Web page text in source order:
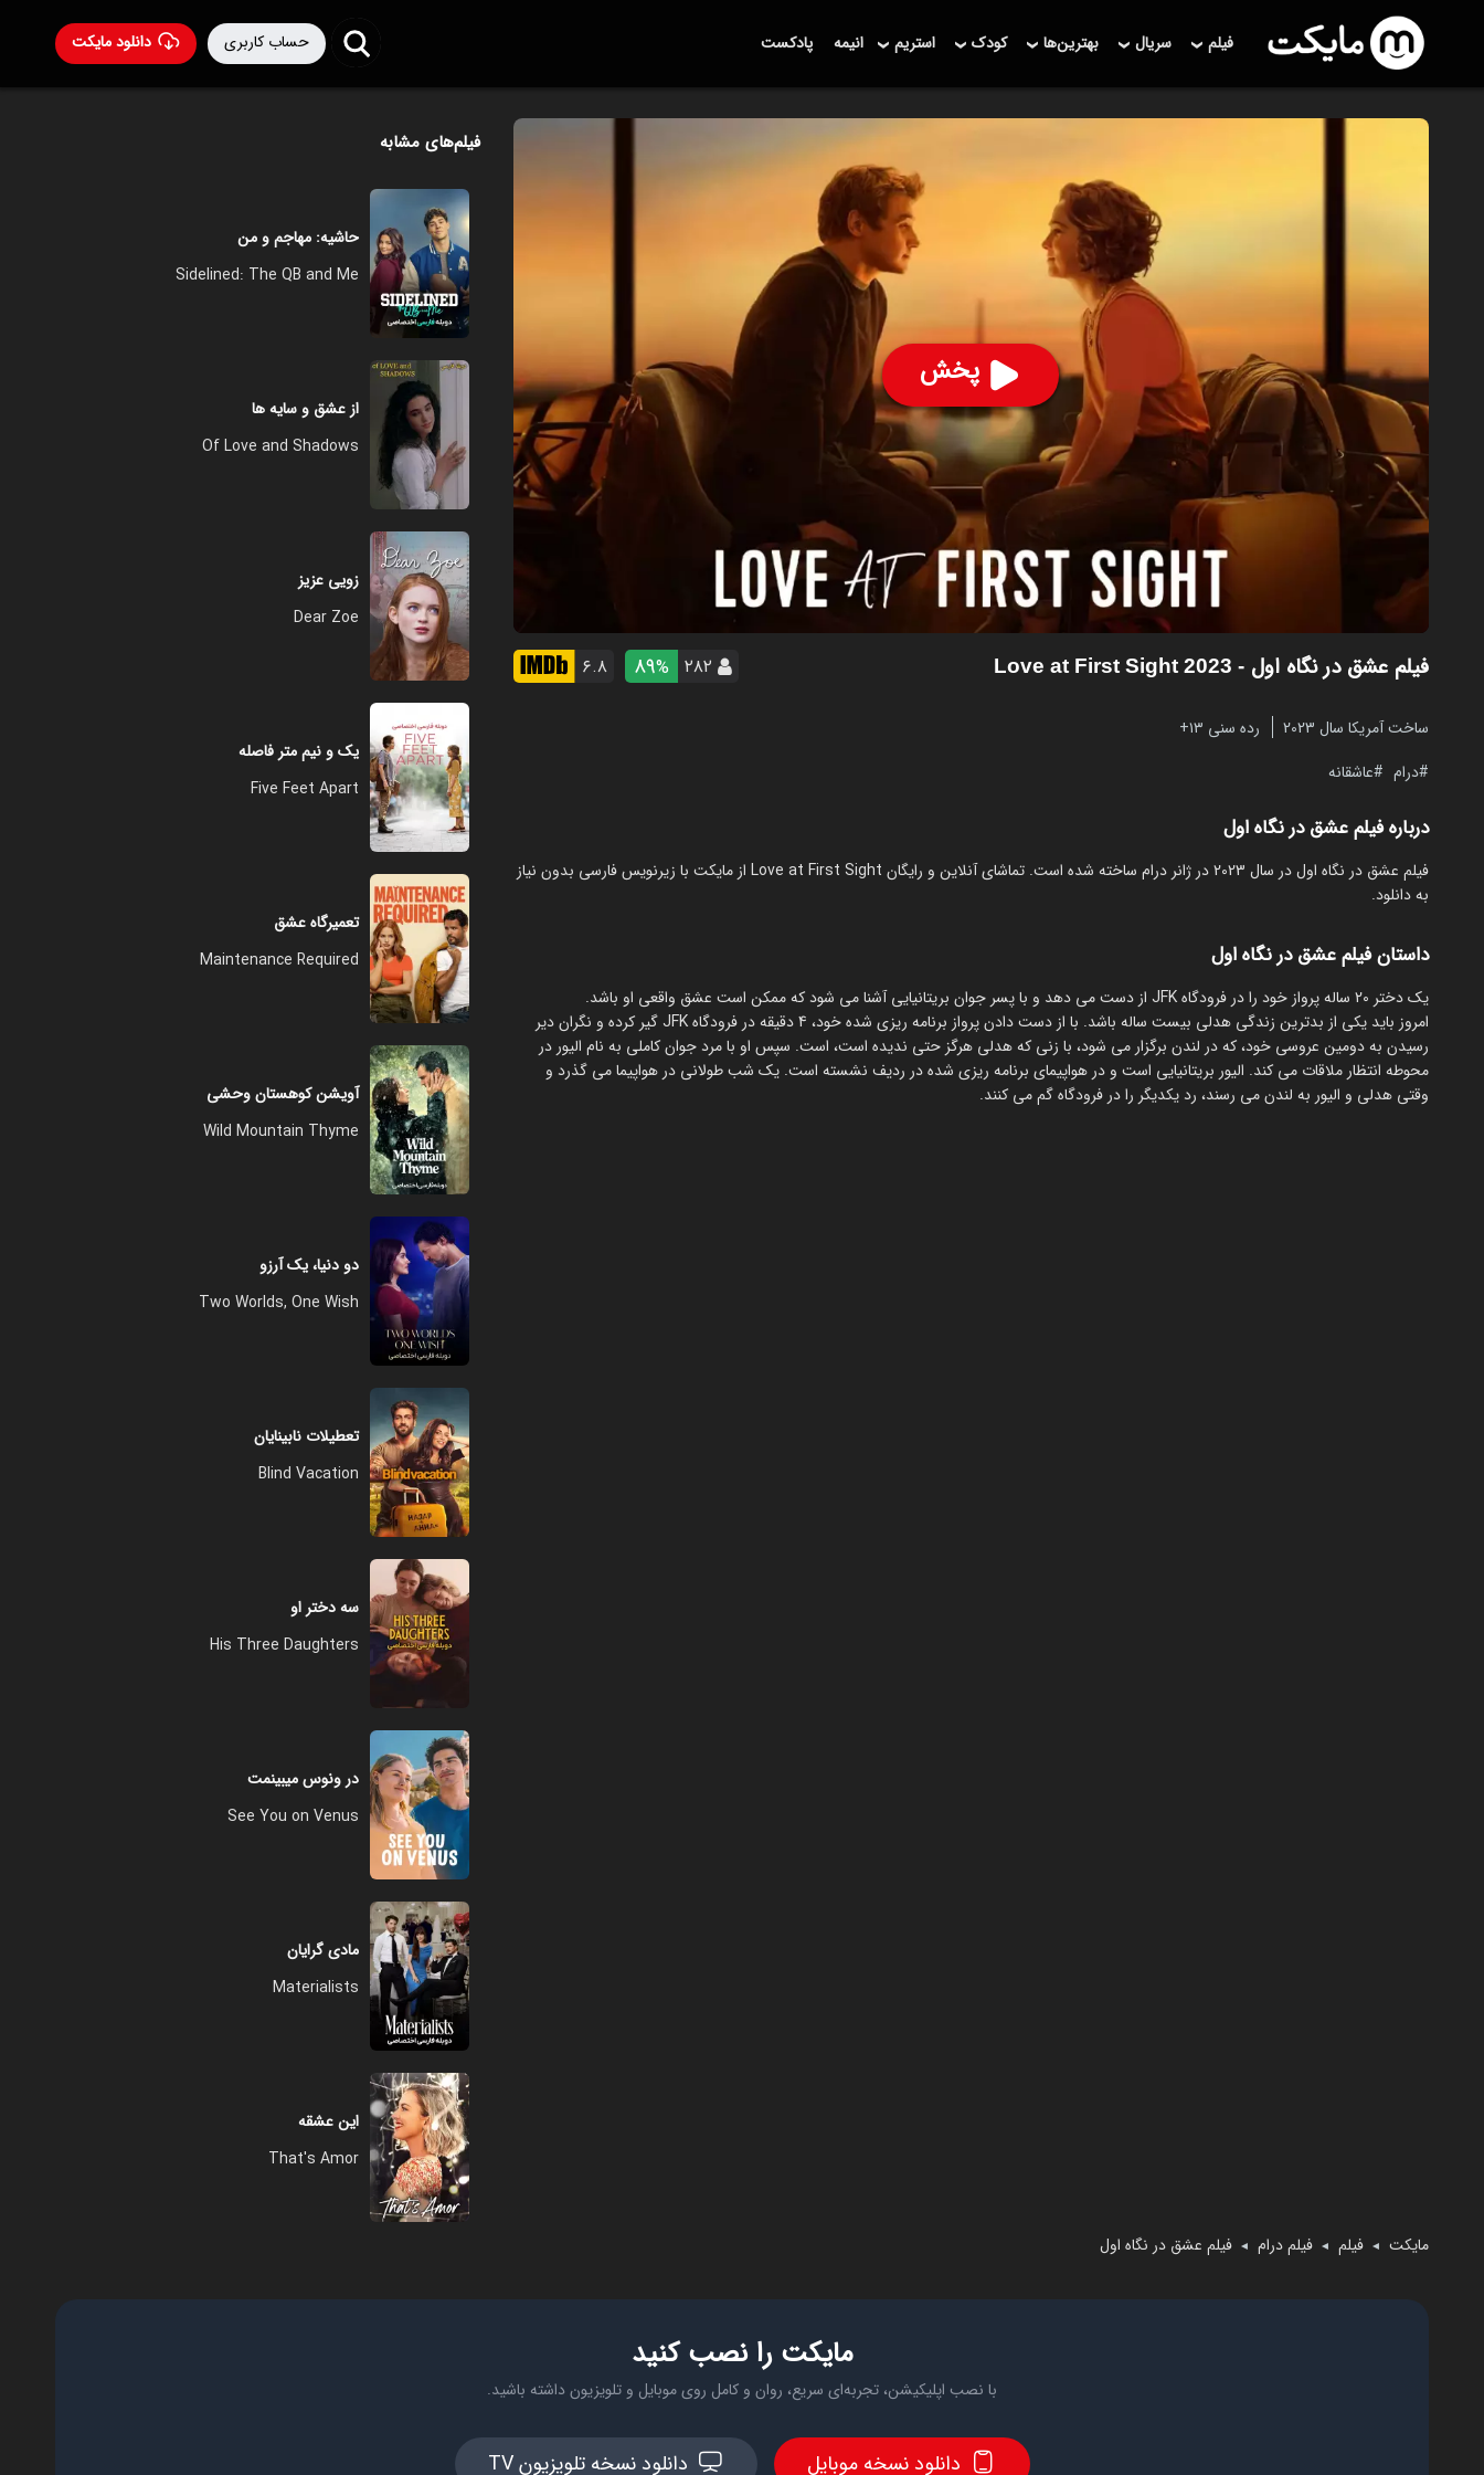
دانلود مایکت حساب کاربری فیلم سریال بهترین‌ها کودک استریم انیمه پادکست
پخش
فیلم عشق در نگاه اول - Love at First Sight 2023 ۲۸۲ 89% ۶.۸
ساخت آمریکا سال 2023
رده سنی ۱۳+
درام
عاشقانه
درباره فیلم عشق در نگاه اول
فیلم عشق در نگاه اول در سال 2023 در ژانر درام ساخته شده است. تماشای آنلاین و رایگان Love at First Sight از مایکت با زیرنویس فارسی بدون نیاز
به دانلود.
داستان فیلم عشق در نگاه اول
یک دختر 20 ساله پرواز خود را در فرودگاه JFK از دست می دهد و با پسر جوان بریتانیایی آشنا می شود که ممکن است عشق واقعی او باشد.
امروز باید یکی از بدترین زندگی هدلی بیست ساله باشد. با از دست دادن پرواز برنامه ریزی شده خود، 4 دقیقه در فرودگاه JFK گیر کرده و نگران دیر
رسیدن به دومین عروسی خود، که در لندن برگزار می شود، با زنی که هدلی هرگز حتی ندیده است، است. سپس او با مرد جوان کاملی به نام الیور در
محوطه انتظار ملاقات می کند. الیور بریتانیایی است و در هواپیمای برنامه ریزی شده در ردیف نشسته است. یک شب طولانی در هواپیما می گذرد و
وقتی هدلی و الیور به لندن می رسند، رد یکدیگر را در فرودگاه گم می کنند.
مایکت ◄ فیلم ◄ فیلم درام ◄ فیلم عشق در نگاه اول
فیلم‌های مشابه
حاشیه: مهاجم و من
Sidelined: The QB and Me
از عشق و سایه ها
Of Love and Shadows
زویی عزیز
Dear Zoe
یک و نیم متر فاصله
Five Feet Apart
تعمیرگاه عشق
Maintenance Required
آویشن کوهستان وحشی
Wild Mountain Thyme
دو دنیا، یک آرزو
Two Worlds, One Wish
تعطیلات نابینایان
Blind Vacation
سه دختر او
His Three Daughters
در ونوس میبینمت
See You on Venus
مادی گرایان
Materialists
این عشقه
That's Amor
مایکت را نصب کنید
با نصب اپلیکیشن، تجربه‌ای سریع، روان و کامل روی موبایل و تلویزیون داشته باشید.
دانلود نسخه موبایل دانلود نسخه تلویزیون TV